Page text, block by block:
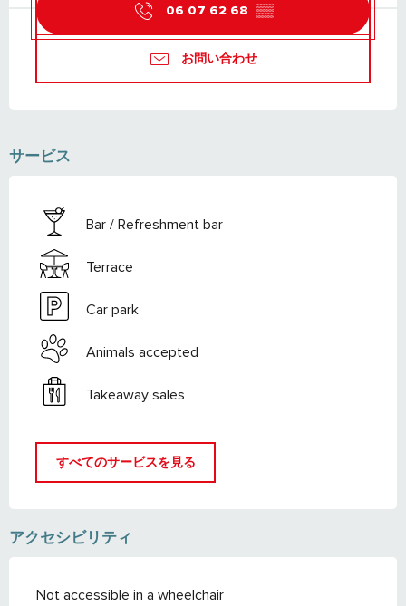
06 07 62 68 ▒▒
お問い合わせ
サービス
Bar / Refreshment bar
Terrace
Car park
Animals accepted
Takeaway sales
すべてのサービスを見る
アクセシビリティ
Not accessible in a wheelchair